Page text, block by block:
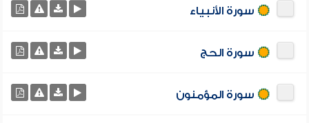
سورة الأنبياء
سورة الحج
سورة المؤمنون